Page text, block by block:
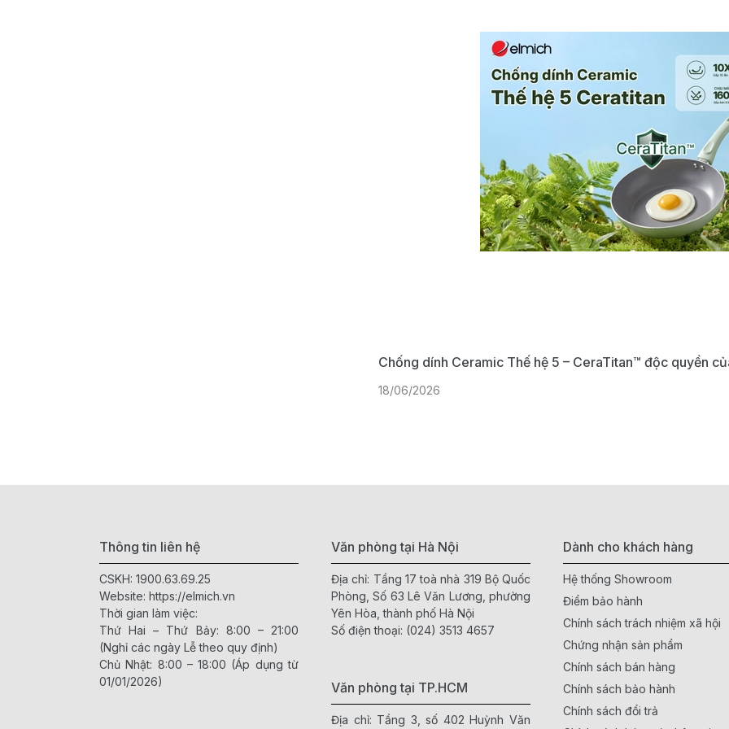
Chống dính Ceramic Thế hệ 5 – CeraTitan™ độc quyền
18/06/2026
Thông tin liên hệ
CSKH: 1900.63.69.25
Website: https://elmich.vn
Thời gian làm việc:
Thứ Hai – Thứ Bảy: 8:00 – 21:00
(Nghỉ các ngày Lễ theo quy định)
Chủ Nhật: 8:00 – 18:00 (Áp dụng từ
01/01/2026)
Văn phòng tại Hà Nội
Địa chỉ: Tầng 17 toà nhà 319 Bộ Quốc
Phòng, Số 63 Lê Văn Lương, phường
Yên Hòa, thành phố Hà Nội
Số điện thoại: (024) 3513 4657
Văn phòng tại TP.HCM
Địa chỉ: Tầng 3, số 402 Huỳnh Văn
Dành cho khách hàng
Hệ thống Showroom
Điểm bảo hành
Chính sách trách nhiệm xã hội
Chứng nhận sản phẩm
Chính sách bán hàng
Chính sách bảo hành
Chính sách đổi trả